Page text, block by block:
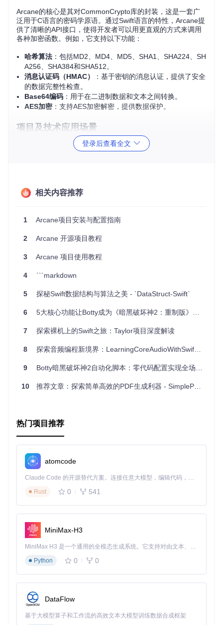
Arcane的核心是其对CommonCrypto库的封装，这是一套广
泛用于C语言的密码学原语。通过Swift语言的特性，Arcane提
供了清晰的API接口，使得开发者可以用更直观的方式来调用
各种加密函数。例如，它支持以下功能：
哈希算法 ：包括MD2、MD4、MD5、SHA1、SHA224、SH
A256、SHA384和SHA512。
消息认证码（HMAC）
：基于密钥的消息认证，提供了安全
的数据完整性检查。
Base64编码 ：用于在二进制数据和文本之间转换。
AES加密 ：支持AES加密解密，提供数据保护。
项目及技术应用场景
Arcane适用于各种需要数据安全保障的场景，比如：
取或篡改。
：通过HMAC实现服务器与客户端之间的消息完整
性验证。
项目特点
易于集成：Arcane支持Swift Package Manager安装，只需
强大而灵活：覆盖了从基础哈希运算到复杂加密的一系列操
作，满足不同需求。
性能优秀：直接利用CommonCrypto库，性能稳定且高效。
良好的文档：清晰的代码注释和示例，帮助开发者快速理解
总的来说，Arcane是Swift开发者在处理数据安全时的一款利
器。它的存在让加密工作变得不再繁重，而是更加方便和高
效。无论你是经验丰富的老手还是刚入门的新手，Arcane都能
帮你更专注于应用的核心功能，同时确保数据的安全无虞。现
在就尝试一下吧，让它成为你开发工具箱中不可或缺的一部
登录后查看全文
相关内容推荐
1 Arcane项目安装与配置指南
2 Arcane 开源项目教程
3 Arcane 项目使用教程
4 ```markdown
5 探秘Swift数据结构与算法之美 - `DataStruct-Swift`
6 5大核心功能让Botty成为《暗黑破坏神2：重制版》效率神器
7 探索裸机上的Swift之旅：Taylor项目深度解读
8 探索音频编程新境界：LearningCoreAudioWithSwift2.0项目深度剖析与推荐
9 Botty暗黑破坏神2自动化脚本：零代码配置实现全场景适配指南
10 推荐文章：探索简单高效的PDF生成利器 - SimplePDF
热门项目推荐
atomcode
Claude Code 的开源替代方案。连接任意大模型，编辑代码，运行命令，自动验证 — 全自动执行。用 Rust 构建，极致性能。 ｜ An open-source alternative to Claude Code. Connect any LLM, edit code, run commands, and verify changes — autonomously. Built in Rust for speed. Get Started
Rust
0 541
MiniMax-H3
MiniMax H3 是一个通用的全模态生成系统。它支持对由文本、图像、视频和音频组成的多模态上下文进行统一理解，并能生成分辨率高达 2K、时长可达 15 秒的带原生立体声音频的视频。得益于面向任务泛化的系统设计，H3 在预训练阶段就已具备广泛的多模态上下文理解与生成能力，能够出色地执行复杂的多模态指令。
Python
0 0
DataFlow
基于大模型算子和工作流的高效文本大模型训练数据合成框架